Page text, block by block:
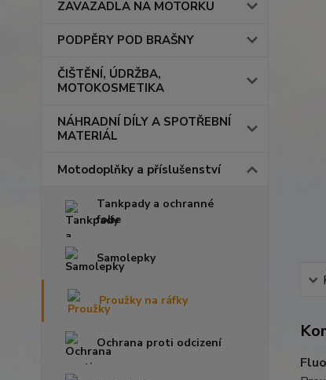
ZAVAZADLA NA MOTORKU
PODPĚRY POD BRAŠNY
ČIŠTĚNÍ, ÚDRŽBA,
MOTOKOSMETIKA
NÁHRADNÍ DÍLY A SPOTŘEBNÍ
MATERIÁL
Motodoplňky a příslušenství
Tankpady a ochranné
folie
Samolepky
Proužky na ráfky
Ochrana proti odcizení